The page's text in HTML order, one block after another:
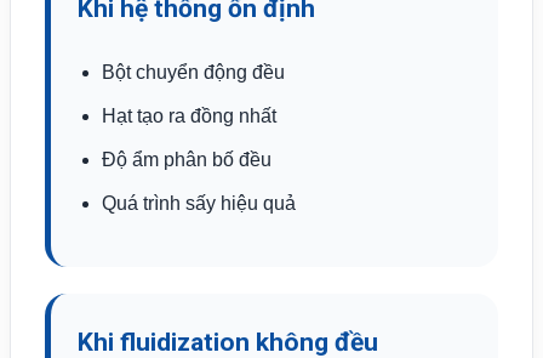
Khi hệ thống ổn định
Bột chuyển động đều
Hạt tạo ra đồng nhất
Độ ẩm phân bố đều
Quá trình sấy hiệu quả
Khi fluidization không đều